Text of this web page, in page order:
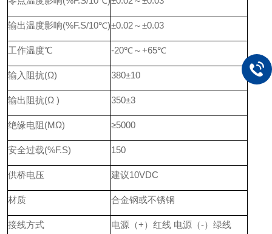
输出温度影响(%F.S/10℃)±0.02～±0.03
工作温度℃ -20℃～+65℃
输入阻抗(Ω) 380±10
输出阻抗(Ω ) 350±3
绝缘电阻(MΩ) ≥5000
安全过载(%F.S) 150
供桥电压 建议10VDC
材质 合金钢或不锈钢
接线方式 电源（+）红线 电源（-）绿线